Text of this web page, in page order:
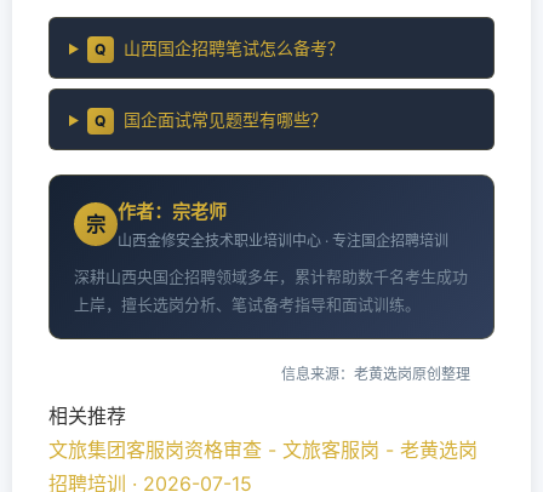
Q 山西国企招聘笔试怎么备考？
Q 国企面试常见题型有哪些？
宗
作者：宗老师
山西金修安全技术职业培训中心 · 专注国企招聘培训
深耕山西央国企招聘领域多年，累计帮助数千名考生成功
上岸，擅长选岗分析、笔试备考指导和面试训练。
信息来源：老黄选岗原创整理
相关推荐
文旅集团客服岗资格审查 - 文旅客服岗 - 老黄选岗
招聘培训 · 2026-07-15